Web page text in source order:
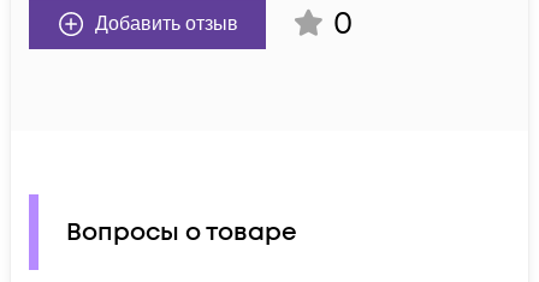
Добавить отзыв 0
Вопросы о товаре